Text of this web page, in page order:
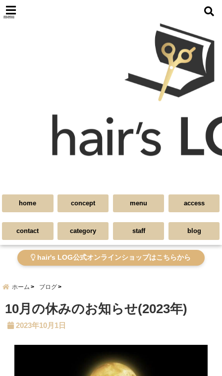
menu
home concept menu access
contact category staff blog
hair's LOG公式オンラインショップはこちらから
ホーム ブログ
10月の休みのお知らせ(2023年)
2023年10月1日